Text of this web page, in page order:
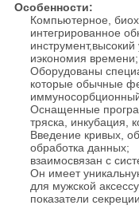
Особенности:
Компьютерное,
интегрированное
инструмент,высокий
иэкономия времени;
Оборудованы
которые обычные
Оснащенные
тряска, инкубация,
Введение кривых,
обработка данных;
взаимосвязан с
Он имеет
для мужской
показатели